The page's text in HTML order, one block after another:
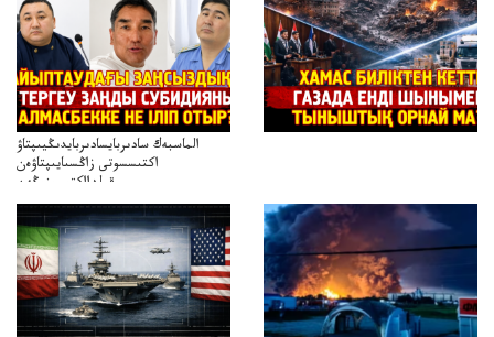
الماسبەك سادىربايسادىربايدىڭيىپتاۋ
اكتىسسوتى زاڭسىايىپتاۋەن
قولدااكتىسىنىڭەن
ميلليونزاڭسىزدىعىمەنقولدانوسىرىلگەنميلليوندار